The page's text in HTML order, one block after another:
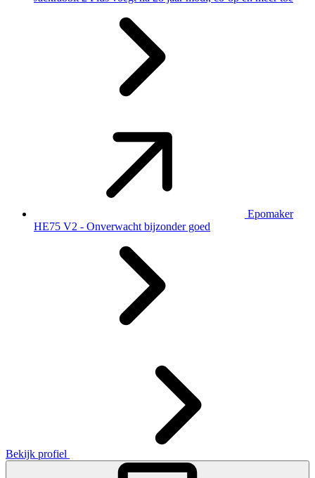
Epomaker
HE75 V2 - Onverwacht bijzonder goed
Bekijk profiel